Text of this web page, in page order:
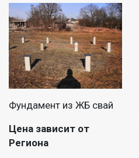
Фундамент из ЖБ свай
Цена зависит от
Региона